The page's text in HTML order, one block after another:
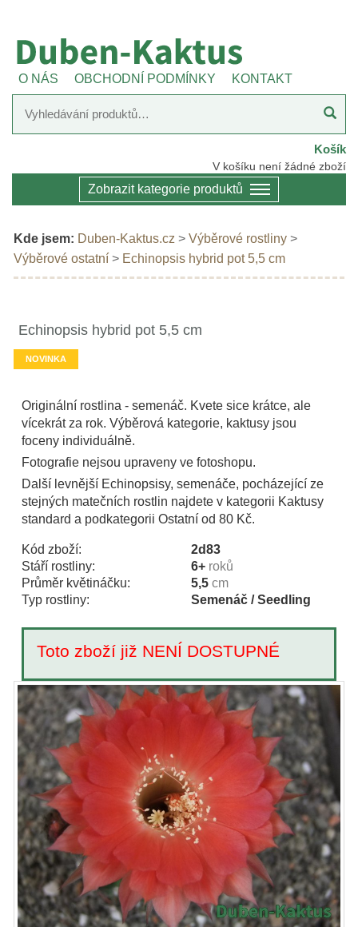
O NÁS OBCHODNÍ PODMÍNKY KONTAKT
Košík
V košíku není žádné zboží
Zobrazit kategorie produktů
Kde jsem: Duben-Kaktus.cz > Výběrové rostliny >
Výběrové ostatní > Echinopsis hybrid pot 5,5 cm
Echinopsis hybrid pot 5,5 cm
NOVINKA
Originální rostlina - semenáč. Kvete sice krátce, ale
vícekrát za rok. Výběrová kategorie, kaktusy jsou
foceny individuálně.
Fotografie nejsou upraveny ve fotoshopu.
Další levnější Echinopsisy, semenáče, pocházející ze
stejných matečních rostlin najdete v kategorii Kaktusy
standard a podkategorii Ostatní od 80 Kč.
Kód zboží:
2d83
Stáří rostliny:
6+ roků
Průměr květináčku:
5,5 cm
Typ rostliny:
Semenáč / Seedling
Toto zboží již NENÍ DOSTUPNÉ